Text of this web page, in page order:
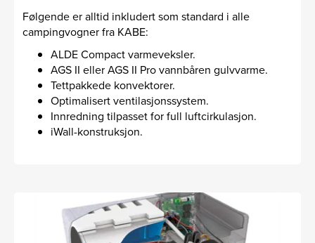
Følgende er alltid inkludert som standard i alle
campingvogner fra KABE:
ALDE Compact varmeveksler.
AGS II eller AGS II Pro vannbåren gulvvarme.
Tettpakkede konvektorer.
Optimalisert ventilasjonssystem.
Innredning tilpasset for full luftcirkulasjon.
iWall-konstruksjon.